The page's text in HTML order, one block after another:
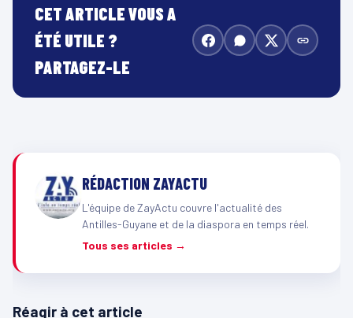
CET ARTICLE VOUS A
ÉTÉ UTILE ?
PARTAGEZ-LE
RÉDACTION ZAYACTU
L'équipe de ZayActu couvre l'actualité des
Antilles-Guyane et de la diaspora en temps réel.
Tous ses articles →
Réagir à cet article